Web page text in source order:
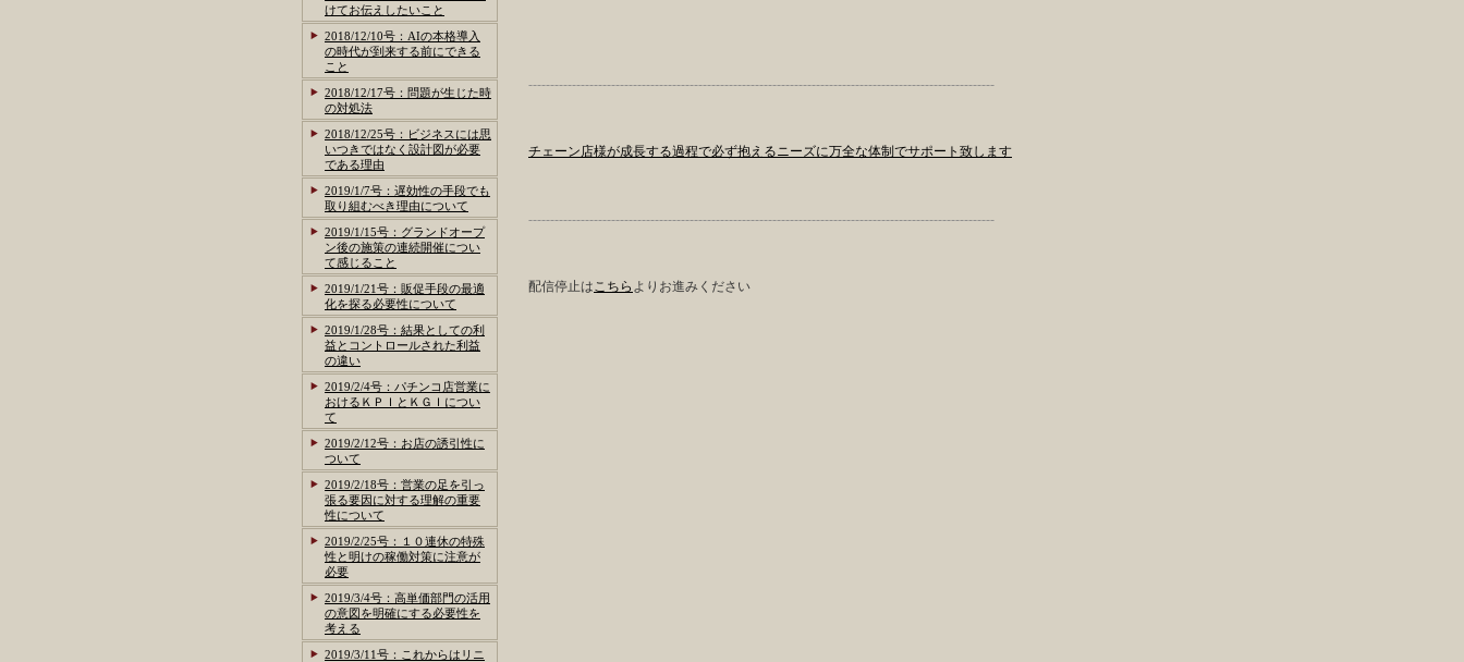
-----------------------------------------------------------------------------------------------------------
チェーン店様が成長する過程で必ず抱えるニーズに万全な体制でサポート致します
-----------------------------------------------------------------------------------------------------------
配信停止はこちら よりお進みください
けてお伝えしたいこと
2018/12/10号：AIの本格導入
の時代が到来する前にできる
こと
2018/12/17号：問題が生じた時
の対処法
2018/12/25号：ビジネスには思
いつきではなく設計図が必要
である理由
2019/1/7号：遅効性の手段でも
取り組むべき理由について
2019/1/15号：グランドオープ
ン後の施策の連続開催につい
て感じること
2019/1/21号：販促手段の最適
化を探る必要性について
2019/1/28号：結果としての利
益とコントロールされた利益
の違い
2019/2/4号：パチンコ店営業に
おけるＫＰＩとＫＧＩについ
て
2019/2/12号：お店の誘引性に
ついて
2019/2/18号：営業の足を引っ
張る要因に対する理解の重要
性について
2019/2/25号：１０連休の特殊
性と明けの稼働対策に注意が
必要
2019/3/4号：高単価部門の活用
の意図を明確にする必要性を
考える
2019/3/11号：これからはリニ